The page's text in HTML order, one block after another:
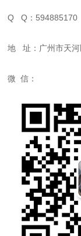
Q Q：594885170
地 址：广州市天河
微 信：